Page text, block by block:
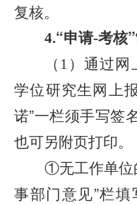
复核。
4.“申请-考核”
（ 1 ）通过
学位研究生网上
诺”一栏须手写签
也可另附页打印。
①无工作单
事部门意见”栏填